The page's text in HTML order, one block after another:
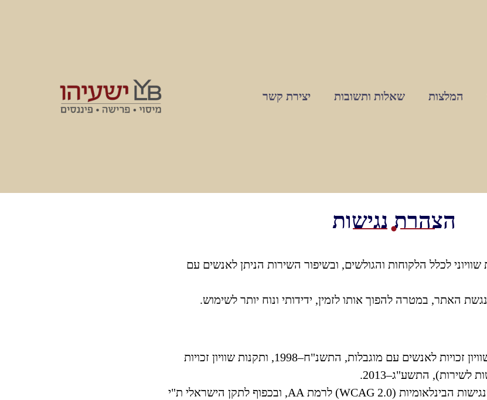
המלצות שאלות ותשובות יצירת קשר
הצהרת נגישות
לכלל הלקוחות והגולשים, ובשיפור השירות הניתן לאנשים עם
האתר, במטרה להפוך אותו לזמין, ידידותי ונוח יותר לשימוש.
האתר פועל בהתאם להוראות חוק שוויון זכויות לאנשים עם מוגבלות, התשנ"ח–1998, ותקנות שוויון זכויות
התשע"ג–2013.
ההנגשה בוצעה בהתאם להנחיות הנגישות הבינלאומיות (WCAG 2.0) לרמת AA, ובכפוף לתקן הישראלי ת"י